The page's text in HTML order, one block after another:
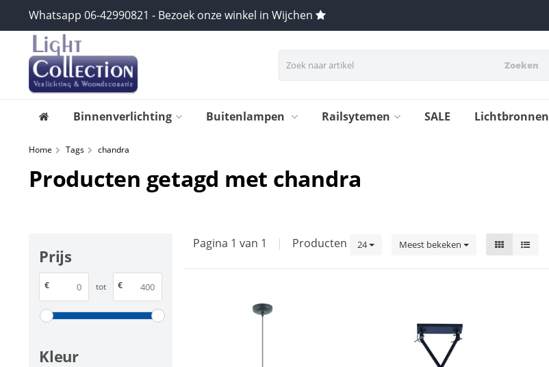
Whatsapp 06-42990821 - Bezoek onze winkel in Wijchen
Zoeken
Binnenverlichting Buitenlampen Railsytemen SALE Lichtbronnen
Home Tags chandra
Producten getagd met chandra
Prijs
€ tot €
Kleur
Pagina 1 van 1 | Producten 24 Meest bekeken